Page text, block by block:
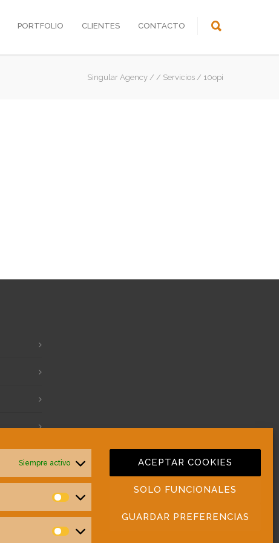
Siempre activo
Preferencias
Estadísticas
ACEPTAR COOKIES
SOLO FUNCIONALES
GUARDAR PREFERENCIAS
PORTFOLIO CLIENTES CONTACTO
Singular Agency / / Servicios / 10opi